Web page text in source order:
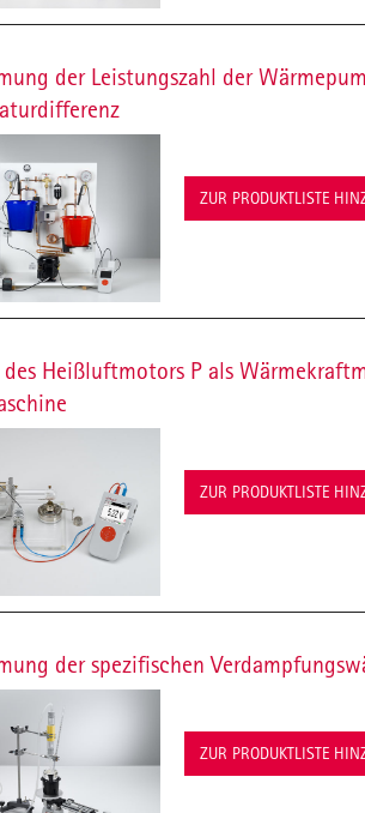
der Leistungszahl der
ZUR PRODUKTLISTE
Heißluftmotors P als
ZUR PRODUKTLISTE
der spezifischen
ZUR PRODUKTLISTE